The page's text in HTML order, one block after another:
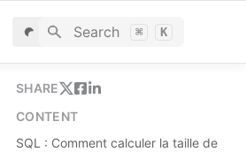
Search ⌘ K
SHARE
CONTENT
SQL : Comment calculer la taille de